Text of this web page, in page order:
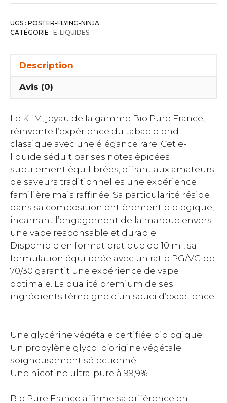
KML
Bio
UGS : POSTER-FLYING-NINJA
CATÉGORIE : E-LIQUIDES
Description
Avis (0)
Le KLM, joyau de la gamme Bio Pure France,
réinvente l’expérience du tabac blond
classique avec une élégance rare. Cet e-
liquide séduit par ses notes épicées
subtilement équilibrées, offrant aux amateurs
de saveurs traditionnelles une expérience
familière mais raffinée. Sa particularité réside
dans sa composition entièrement biologique,
incarnant l’engagement de la marque envers
une vape responsable et durable.
Disponible en format pratique de 10 ml, sa
formulation équilibrée avec un ratio PG/VG de
70/30 garantit une expérience de vape
optimale. La qualité premium de ses
ingrédients témoigne d’un souci d’excellence
:
Une glycérine végétale certifiée biologique
Un propylène glycol d’origine végétale
soigneusement sélectionné
Une nicotine ultra-pure à 99,9%
Bio Pure France affirme sa différence en